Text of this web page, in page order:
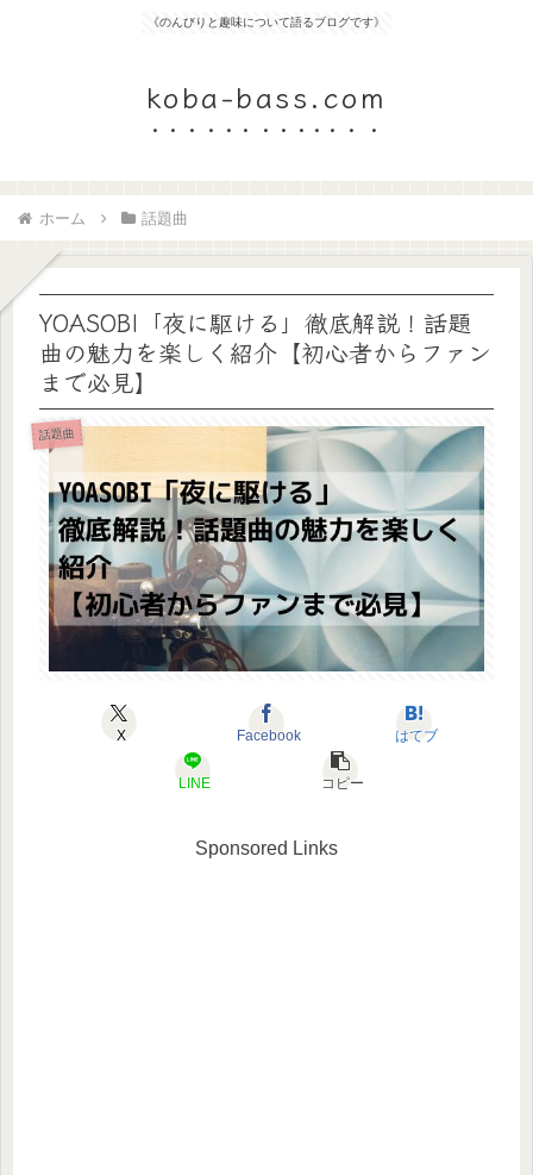
《のんびりと趣味について語るブログです》
koba-bass.com
ホーム 話題曲
YOASOBI「夜に駆ける」徹底解説！話題
曲の魅力を楽しく紹介【初心者からファン
まで必見】
話題曲
X Facebook はてブ
LINE コピー
Sponsored Links